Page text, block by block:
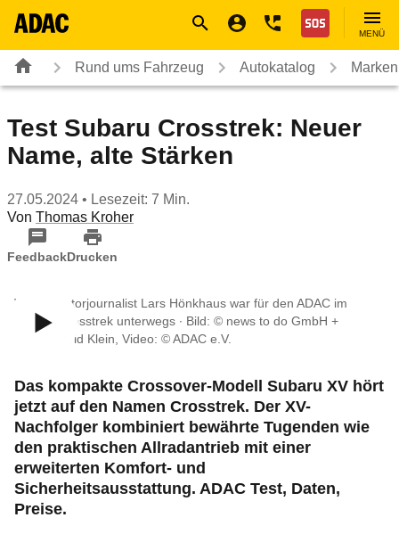
Nothilfe
MENÜ
Rund ums Fahrzeug Autokatalog
Test Subaru Crosstrek: Neuer
Name, alte Stärken
27.05.2024 • Lesezeit: 7 Min.
Von Thomas Kroher
FeedbackDrucken
Video: Motorjournalist Lars Hönkhaus war für den ADAC im
Subaru Crosstrek unterwegs ∙ Bild: © news to do GmbH +
ADAC/David Klein, Video: © ADAC e.V.
Das kompakte Crossover-Modell Subaru XV hört
jetzt auf den Namen Crosstrek. Der XV-
Nachfolger kombiniert bewährte Tugenden wie
den praktischen Allradantrieb mit einer
erweiterten Komfort- und
Sicherheitsausstattung. ADAC Test, Daten,
Preise.